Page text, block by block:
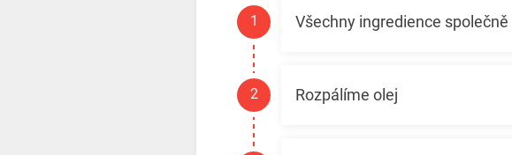
Všechny ingredience
Rozpálíme olej